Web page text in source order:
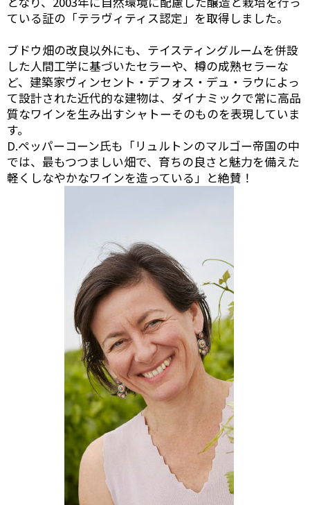
ている証の「テラヴィティス認定」を取得しました。
ブドウ畑の改良以外にも、テイスティングルームを併設
した人間工学に基づいたセラーや、樽の成熟セラーな
ど、建築家ヴィンセント・デフォス・デュ・ラウによっ
て設計された近代的な建物は、ダイナミックで常に高品
質なワインを生み出すシャトーそのものを表現していま
す。
D.ペッパーコーン氏も「リュルトンのマルゴー帝国の中
では、最もつつましい畑で、育ちの良さと魅力を備えた
軽くしなやかなワインを造っている」と絶賛！